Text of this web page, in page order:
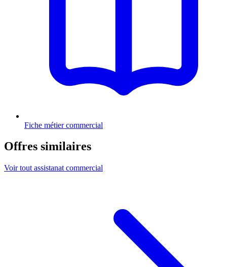
Fiche métier commercial
Offres similaires
Voir tout assistanat commercial